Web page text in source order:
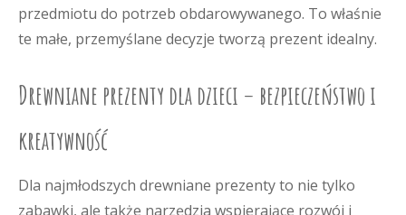
przedmiotu do potrzeb obdarowywanego. To właśnie
te małe, przemyślane decyzje tworzą prezent idealny.
Drewniane prezenty dla dzieci – bezpieczeństwo i
kreatywność
Dla najmłodszych drewniane prezenty to nie tylko
zabawki, ale także narzędzia wspierające rozwój i